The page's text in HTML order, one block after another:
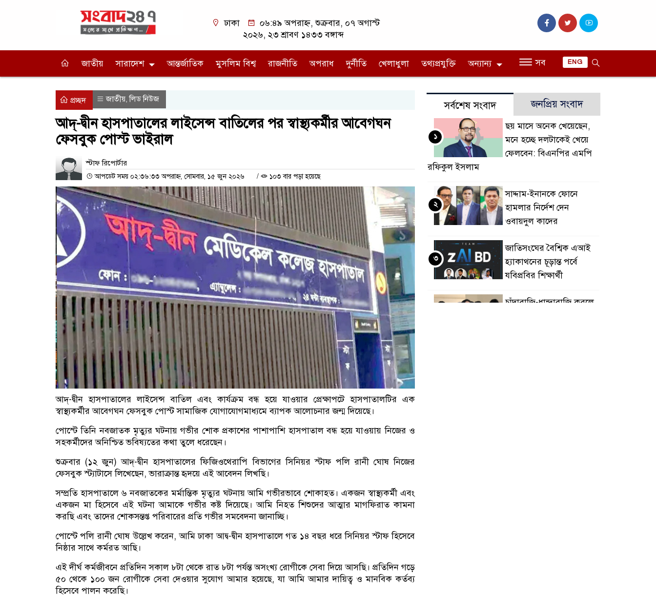
ঢাকা
০৬:৪৯ অপরাহ্ন, শুক্রবার, ০৭ অগাস্ট
২০২৬, ২৩ শ্রাবণ ১৪৩৩ বঙ্গাব্দ
জাতীয় সারাদেশ আন্তর্জাতিক মুসলিম বিশ্ব রাজনীতি অপরাধ দুর্নীতি খেলাধুলা তথ্যপ্রযুক্তি অন্যান্য সব ENG
প্রচ্ছদ জাতীয়,লিড নিউজ
আদ্-দ্বীন হাসপাতালের লাইসেন্স বাতিলের পর স্বাস্থ্যকর্মীর আবেগঘন
ফেসবুক পোস্ট ভাইরাল
স্টাফ রিপোর্টার
আপডেট সময় ০২:৩৬:৩৩ অপরাহ্ন, সোমবার, ১৫ জুন ২০২৬ / ১০৩ বার পড়া হয়েছে
আদ্-দ্বীন হাসপাতালের লাইসেন্স বাতিল এবং কার্যক্রম বন্ধ হয়ে যাওয়ার প্রেক্ষাপটে হাসপাতালটির এক
স্বাস্থ্যকর্মীর আবেগঘন ফেসবুক পোস্ট সামাজিক যোগাযোগমাধ্যমে ব্যাপক আলোচনার জন্ম দিয়েছে।
পোস্টে তিনি নবজাতক মৃত্যুর ঘটনায় গভীর শোক প্রকাশের পাশাপাশি হাসপাতাল বন্ধ হয়ে যাওয়ায় নিজের ও
সহকর্মীদের অনিশ্চিত ভবিষ্যতের কথা তুলে ধরেছেন।
শুক্রবার (১২ জুন) আদ্-দ্বীন হাসপাতালের ফিজিওথেরাপি বিভাগের সিনিয়র স্টাফ পলি রানী ঘোষ নিজের
ফেসবুক স্ট্যাটাসে লিখেছেন, ভারাক্রান্ত হৃদয়ে এই আবেদন লিখছি।
সম্প্রতি হাসপাতালে ৬ নবজাতকের মর্মান্তিক মৃত্যুর ঘটনায় আমি গভীরভাবে শোকাহত। একজন স্বাস্থ্যকর্মী এবং
একজন মা হিসেবে এই ঘটনা আমাকে গভীর কষ্ট দিয়েছে। আমি নিহত শিশুদের আত্মার মাগফিরাত কামনা
করছি এবং তাদের শোকসন্তপ্ত পরিবারের প্রতি গভীর সমবেদনা জানাচ্ছি।
পোস্টে পলি রানী ঘোষ উল্লেখ করেন, আমি ঢাকা আদ্ব-দ্বীন হাসপাতালে গত ১৪ বছর ধরে সিনিয়র স্টাফ হিসেবে
নিষ্ঠার সাথে কর্মরত আছি।
এই দীর্ঘ কর্মজীবনে প্রতিদিন সকাল ৮টা থেকে রাত ৮টা পর্যন্ত অসংখ্য রোগীকে সেবা দিয়ে আসছি। প্রতিদিন গড়ে
৫০ থেকে ১০০ জন রোগীকে সেবা দেওয়ার সুযোগ আমার হয়েছে, যা আমি আমার দায়িত্ব ও মানবিক কর্তব্য
হিসেবে পালন করেছি।
সর্বশেষ সংবাদ জনপ্রিয় সংবাদ
ছয় মাসে অনেক খেয়েছেন,
মনে হচ্ছে দলটাকেই খেয়ে
ফেলবেন: বিএনপির এমপি
রফিকুল ইসলাম
১
সাদ্দাম-ইনানকে ফোনে
হামলার নির্দেশ দেন
ওবায়দুল কাদের
২
জাতিসংঘের বৈশ্বিক এআই
হ্যাকাথনের চূড়ান্ত পর্বে
যবিপ্রবির শিক্ষার্থী
৩
চাঁদাবাজি-ধান্দাবাজি করলে